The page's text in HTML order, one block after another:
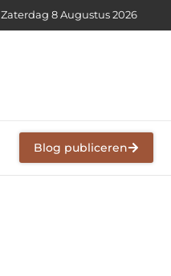
Zaterdag 8 Augustus 2026
Blog publiceren